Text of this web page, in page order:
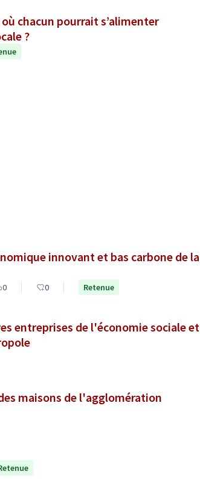
chacun pourrait s’alimenter
?
innovant et bas carbone de la
0 0 Retenue
entreprises de l'économie sociale et
maisons de l'agglomération